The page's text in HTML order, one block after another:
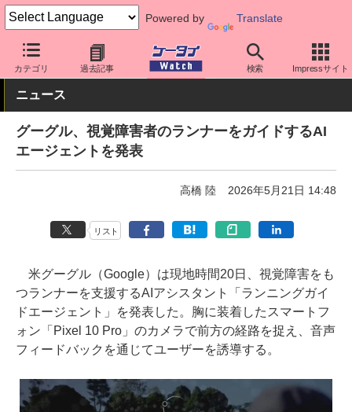
Powered by Translate
カテゴリ 過去記事 検索 Impressサイト
ケータイ Watch 最新技術/その他 AI
ニュース
グーグル、視覚障害者のランナーをガイドするAI
エージェントを発表
高橋 陸 2026年5月21日 14:48
リスト
米グーグル（Google）は現地時間20日、視覚障害をも
つランナーを支援するAIアシスタント「ランニングガイ
ドエージェント」を発表した。胸に装着したスマートフ
ォン「Pixel 10 Pro」のカメラで前方の経路を捉え、音声
フィードバックを通じてユーザーを誘導する。